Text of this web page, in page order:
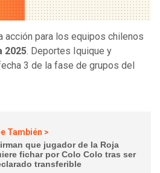
acción para los equipos chilenos
2025. Deportes Iquique y
3 de la fase de grupos del
También >
que jugador de la Roja
fichar por Colo Colo tras ser
transferible